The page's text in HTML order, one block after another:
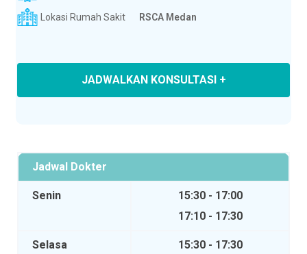
Lokasi Rumah Sakit RSCA Medan
JADWALKAN KONSULTASI +
Jadwal Dokter
Senin
15:30 - 17:00
17:10 - 17:30
Selasa 15:30 - 17:30